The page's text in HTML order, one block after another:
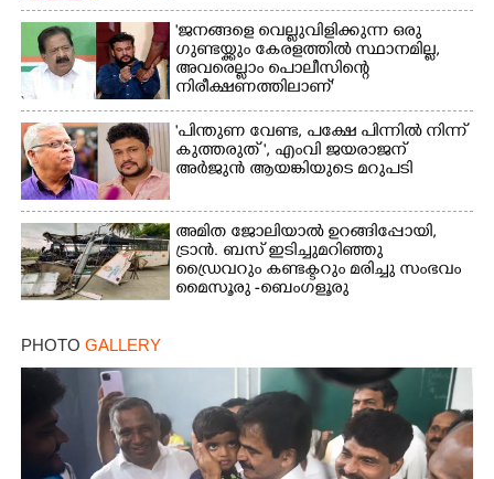
'ജനങ്ങളെ വെല്ലുവിളിക്കുന്ന ഒരു
ഗുണ്ടയ്ക്കും കേരളത്തിൽ സ്ഥാനമില്ല,​
അവരെല്ലാം പൊലീസിന്റെ
നിരീക്ഷണത്തിലാണ്'
"പിന്തുണ വേണ്ട,​ പക്ഷേ പിന്നിൽ നിന്ന്
കുത്തരുത് ", എംവി ജയരാജന്
അർജുൻ ആയങ്കിയുടെ മറുപടി
അമിത ജോലിയാൽ ഉറങ്ങിപ്പോയി,
ട്രാൻ. ബസ് ഇടിച്ചുമറിഞ്ഞു
ഡ്രൈവറും കണ്ടക്ടറും മരിച്ചു സംഭവം
മൈസൂരു -ബെംഗളൂരു
PHOTO GALLERY